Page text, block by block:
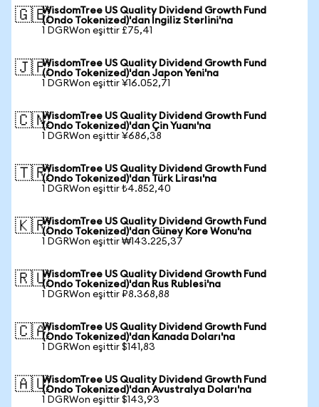
🇬🇧WisdomTree US Quality Dividend Growth Fund
(Ondo Tokenized)'dan İngiliz Sterlini'na
1 DGRWon eşittir £75,41
🇯🇵WisdomTree US Quality Dividend Growth Fund
(Ondo Tokenized)'dan Japon Yeni'na
1 DGRWon eşittir ¥16.052,71
🇨🇳WisdomTree US Quality Dividend Growth Fund
(Ondo Tokenized)'dan Çin Yuanı'na
1 DGRWon eşittir ¥686,38
🇹🇷WisdomTree US Quality Dividend Growth Fund
(Ondo Tokenized)'dan Türk Lirası'na
1 DGRWon eşittir ₺4.852,40
🇰🇷WisdomTree US Quality Dividend Growth Fund
(Ondo Tokenized)'dan Güney Kore Wonu'na
1 DGRWon eşittir ₩143.225,37
🇷🇺WisdomTree US Quality Dividend Growth Fund
(Ondo Tokenized)'dan Rus Rublesi'na
1 DGRWon eşittir ₽8.368,88
🇨🇦WisdomTree US Quality Dividend Growth Fund
(Ondo Tokenized)'dan Kanada Doları'na
1 DGRWon eşittir $141,83
🇦🇺WisdomTree US Quality Dividend Growth Fund
(Ondo Tokenized)'dan Avustralya Doları'na
1 DGRWon eşittir $143,93